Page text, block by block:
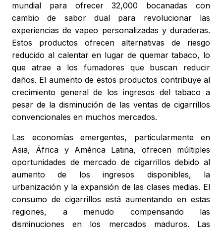
mundial para ofrecer 32,000 bocanadas con
cambio de sabor dual para revolucionar las
experiencias de vapeo personalizadas y duraderas.
Estos productos ofrecen alternativas de riesgo
reducido al calentar en lugar de quemar tabaco, lo
que atrae a los fumadores que buscan reducir
daños. El aumento de estos productos contribuye al
crecimiento general de los ingresos del tabaco a
pesar de la disminución de las ventas de cigarrillos
convencionales en muchos mercados.
Las economías emergentes, particularmente en
Asia, África y América Latina, ofrecen múltiples
oportunidades de mercado de cigarrillos debido al
aumento de los ingresos disponibles, la
urbanización y la expansión de las clases medias. El
consumo de cigarrillos está aumentando en estas
regiones, a menudo compensando las
disminuciones en los mercados maduros. Las